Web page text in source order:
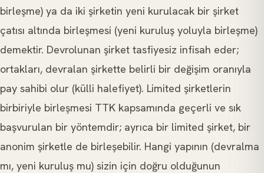
birleşme) ya da iki şirketin yeni kurulacak bir şirket
çatısı altında birleşmesi (yeni kuruluş yoluyla birleşme)
demektir. Devrolunan şirket tasfiyesiz infisah eder;
ortakları, devralan şirkette belirli bir değişim oranıyla
pay sahibi olur (külli halefiyet). Limited şirketlerin
birbiriyle birleşmesi TTK kapsamında geçerli ve sık
başvurulan bir yöntemdir; ayrıca bir limited şirket, bir
anonim şirketle de birleşebilir. Hangi yapının (devralma
mı, yeni kuruluş mu) sizin için doğru olduğunun